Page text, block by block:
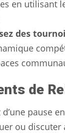
en utilisant
des
de
d’une pause
ou discuter